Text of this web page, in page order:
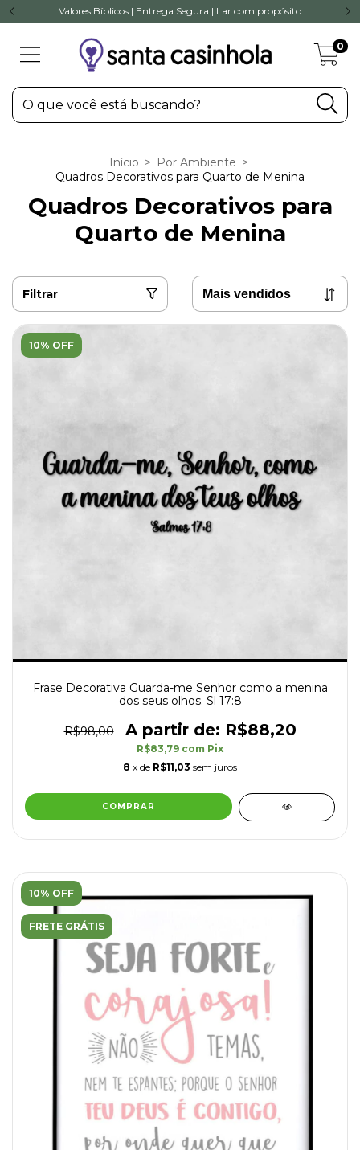
Valores Bíblicos | Entrega Segura | Lar com propósito
0
Início > Por Ambiente >
Quadros Decorativos para Quarto de Menina
Quadros Decorativos para
Quarto de Menina
Filtrar
10% OFF
Frase Decorativa Guarda-me Senhor como a menina
dos seus olhos. Sl 17:8
R$98,00 R$88,20
R$83,79 com Pix
8 x de R$11,03 sem juros
10% OFF
FRETE GRÁTIS